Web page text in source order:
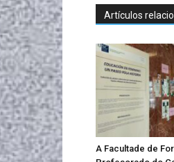
Artículos
A Facultade de